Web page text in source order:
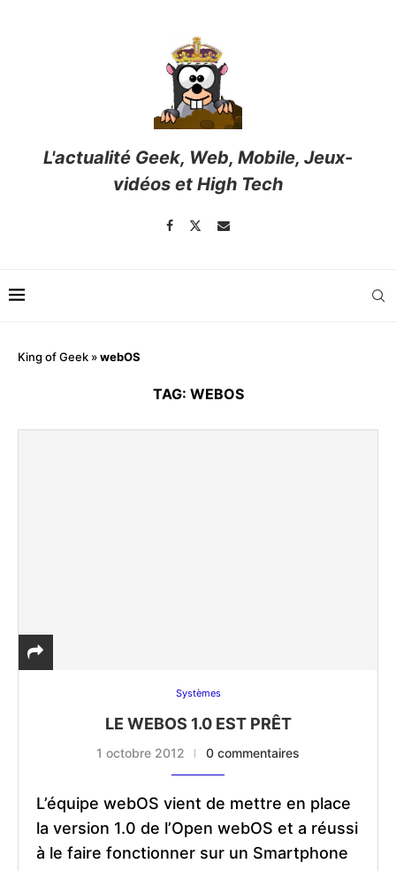
L'actualité Geek, Web, Mobile, Jeux-
vidéos et High Tech
King of Geek »webOS
TAG: WEBOS
Systèmes
LE WEBOS 1.0 EST PRÊT
1 octobre 2012 0 commentaires
L’équipe webOS vient de mettre en place
la version 1.0 de l’Open webOS et a réussi
à le faire fonctionner sur un Smartphone